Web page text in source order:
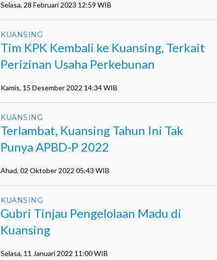
Selasa, 28 Februari 2023 12:59 WIB
KUANSING
Tim KPK Kembali ke Kuansing, Terkait
Perizinan Usaha Perkebunan
Kamis, 15 Desember 2022 14:34 WIB
KUANSING
Terlambat, Kuansing Tahun Ini Tak
Punya APBD-P 2022
Ahad, 02 Oktober 2022 05:43 WIB
KUANSING
Gubri Tinjau Pengelolaan Madu di
Kuansing
Selasa, 11 Januari 2022 11:00 WIB